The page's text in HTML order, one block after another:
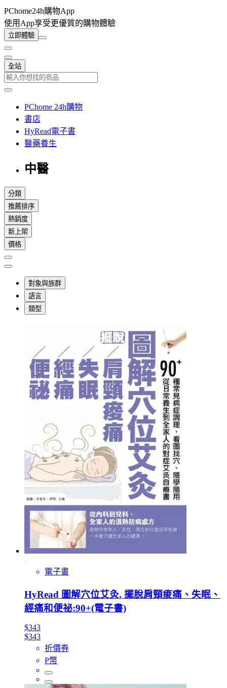
PChome24h購物App
使用App享受更優質的購物體驗
立即體驗
全站
PChome 24h購物
書店
HyRead電子書
醫藥養生
中醫
分類
推薦排序
熱銷度
新上架
價格
對象與族群
語言
類型
電子書
HyRead 圖解穴位艾灸, 擺脫肩頸痠痛、失眠、
經痛和便祕:90+(電子書)
$343
$343
折價券
P幣